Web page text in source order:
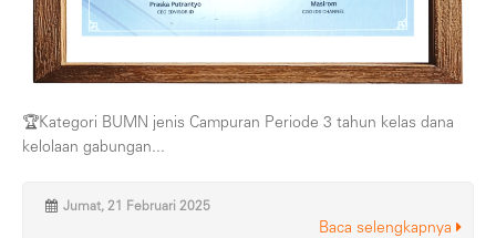
🏆Kategori BUMN jenis Campuran Periode 3 tahun kelas dana
kelolaan gabungan...
Jumat, 21 Februari 2025
Baca selengkapnya